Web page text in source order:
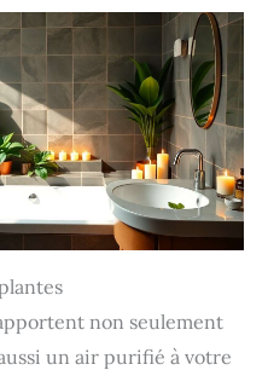
non seulement
un air purifié à votre